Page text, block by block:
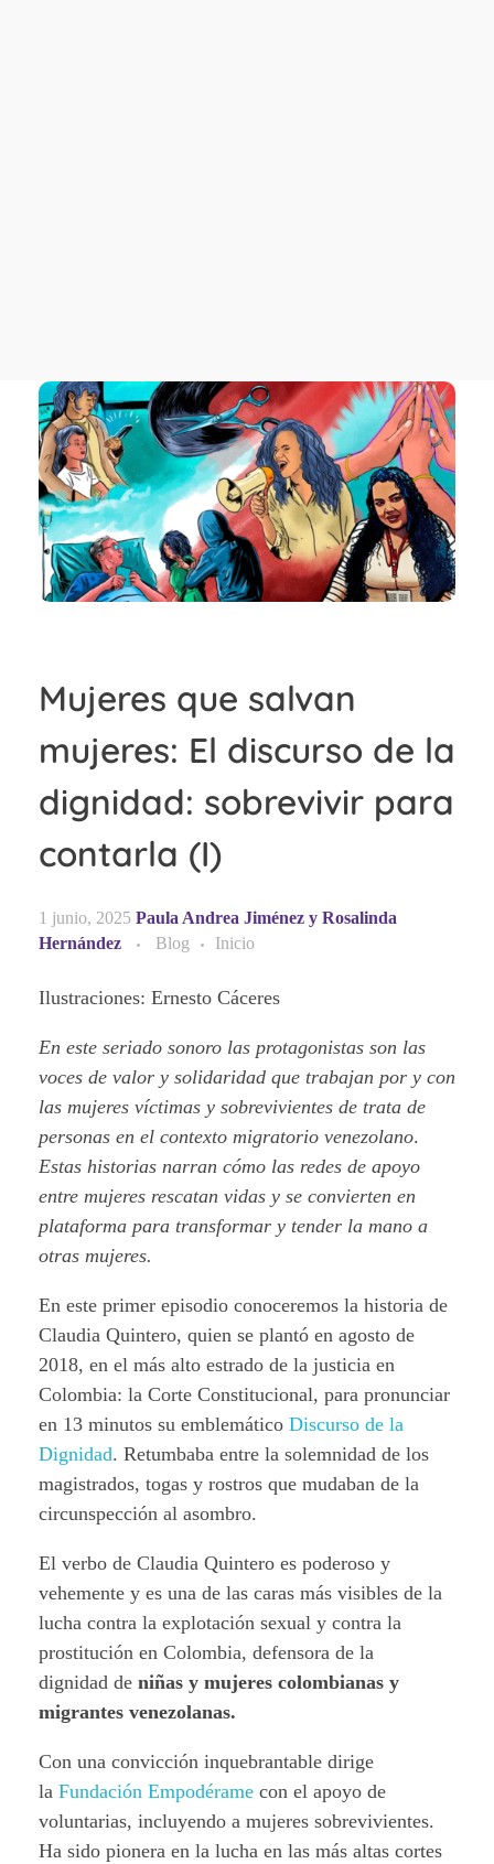
Mujeres que salvan
mujeres: El discurso de la
dignidad: sobrevivir para
contarla (I)
1 junio, 2025 Paula Andrea Jiménez y Rosalinda
Hernández
Blog Inicio
Ilustraciones: Ernesto Cáceres
En este seriado sonoro las protagonistas son las
voces de valor y solidaridad que trabajan por y con
las mujeres víctimas y sobrevivientes de trata de
personas en el contexto migratorio venezolano.
Estas historias narran cómo las redes de apoyo
entre mujeres rescatan vidas y se convierten en
plataforma para transformar y tender la mano a
otras mujeres.
En este primer episodio conoceremos la historia de
Claudia Quintero, quien se plantó en agosto de
2018, en el más alto estrado de la justicia en
Colombia: la Corte Constitucional, para pronunciar
en 13 minutos su emblemático Discurso de la
Dignidad. Retumbaba entre la solemnidad de los
magistrados, togas y rostros que mudaban de la
circunspección al asombro.
El verbo de Claudia Quintero es poderoso y
vehemente y es una de las caras más visibles de la
lucha contra la explotación sexual y contra la
prostitución en Colombia, defensora de la
dignidad de niñas y mujeres colombianas y
migrantes venezolanas.
Con una convicción inquebrantable dirige
la Fundación Empodérame con el apoyo de
voluntarias, incluyendo a mujeres sobrevivientes.
Ha sido pionera en la lucha en las más altas cortes